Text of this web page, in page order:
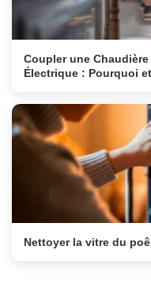
Coupler une
Électrique : Pourquoi
Nettoyer la vitre du